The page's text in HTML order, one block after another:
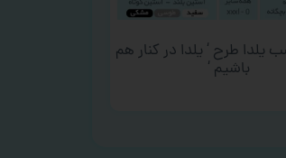
طرح ‘ یلدا در کنار هم
باشیم ‘